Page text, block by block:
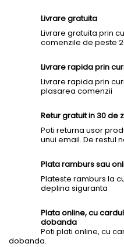
Livrare gratuita
Livrare gratuita prin
comenzile de peste
Livrare rapida prin
Livrare rapida prin
plasarea comenzii
Retur gratuit in 30 de
Poti returna usor
unui email. De restul
Plata ramburs sau
Plateste ramburs la
deplina siguranta
Plata online, cu
dobanda
Poti plati online, cu
dobanda.